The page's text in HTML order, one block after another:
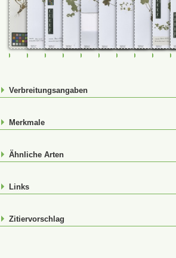
FR-0107662FR-0114809FR-0114810FR-0114833FR-0114834FR-0114835FR-0114836FR-0114837
FR-
Verbreitungsangaben
Merkmale
Ähnliche Arten
Links
Zitiervorschlag